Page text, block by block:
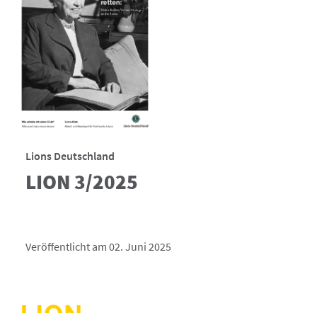
Lions Deutschland
LION 3/2025
Veröffentlicht am 02. Juni 2025